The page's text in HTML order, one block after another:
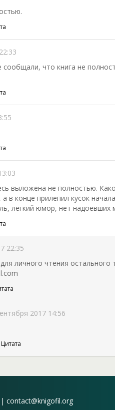
что книга не
выложена не полностью.
в конце прилепил кусок
легкий юмор, нет надоевших
22:35
личного чтения остального
2017 14:56
Цитата
contact@knigofil.org